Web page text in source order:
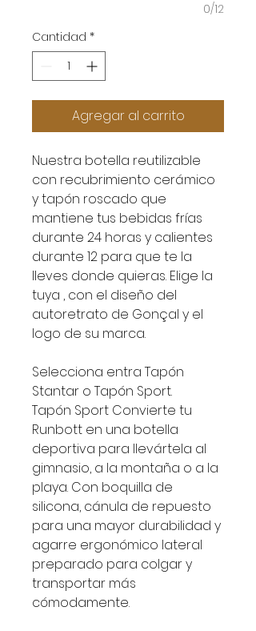
0/12
Cantidad *
Agregar al carrito
Nuestra botella reutilizable
con recubrimiento cerámico
y tapón roscado que
mantiene tus bebidas frías
durante 24 horas y calientes
durante 12 para que te la
lleves donde quieras. Elige la
tuya , con el diseño del
autoretrato de Gonçal y el
logo de su marca.
Selecciona entra Tapón
Stantar o Tapón Sport.
Tapón Sport Convierte tu
Runbott en una botella
deportiva para llevártela al
gimnasio, a la montaña o a la
playa. Con boquilla de
silicona, cánula de repuesto
para una mayor durabilidad y
agarre ergonómico lateral
preparado para colgar y
transportar más
cómodamente.